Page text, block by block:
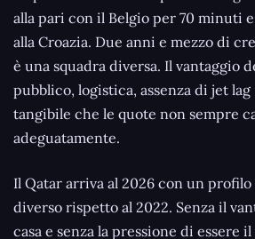
alla pari con il Belgio per 70 minuti
alla Croazia. Due anni e mezzo di
è una squadra diversa. Il vantaggio
pubblico, logistica, assenza di jet
tangibile che le quote non sempre
adeguatamente.
Il Qatar arriva al 2026 con un
diverso rispetto al 2022. Senza il
casa e senza la pressione di essere